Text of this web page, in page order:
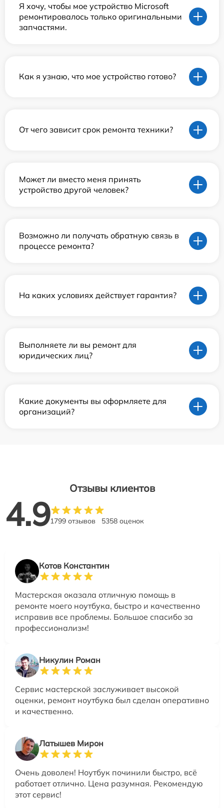
Я хочу, чтобы мое устройство Microsoft
ремонтировалось только оригинальными
запчастями.
Как я узнаю, что мое устройство готово?
От чего зависит срок ремонта техники?
Может ли вместо меня принять
устройство другой человек?
Возможно ли получать обратную связь в
процессе ремонта?
На каких условиях действует гарантия?
Выполняете ли вы ремонт для
юридических лиц?
Какие документы вы оформляете для
организаций?
Отзывы клиентов
4.91799 отзывов 5358 оценок
Котов Константин
Мастерская оказала отличную помощь в
ремонте моего ноутбука, быстро и качественно
исправив все проблемы. Большое спасибо за
профессионализм!
Никулин Роман
Сервис мастерской заслуживает высокой
оценки, ремонт ноутбука был сделан оперативно
и качественно.
Латышев Мирон
Очень доволен! Ноутбук починили быстро, всё
работает отлично. Цена разумная. Рекомендую
этот сервис!